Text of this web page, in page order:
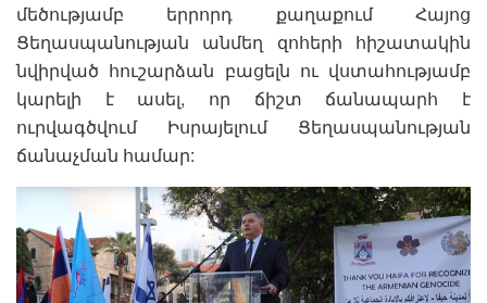
մեծությամբ երրորդ քաղաքում Հայոց
Ցեղասպանության անմեղ զոհերի հիշատակին
նվիրված հուշարձան բացելն ու վստահությամբ
կարելի է ասել, որ ճիշտ ճանապարհ է
ուրվագծվում Իսրայելում Ցեղասպանության
ճանաչման համար: